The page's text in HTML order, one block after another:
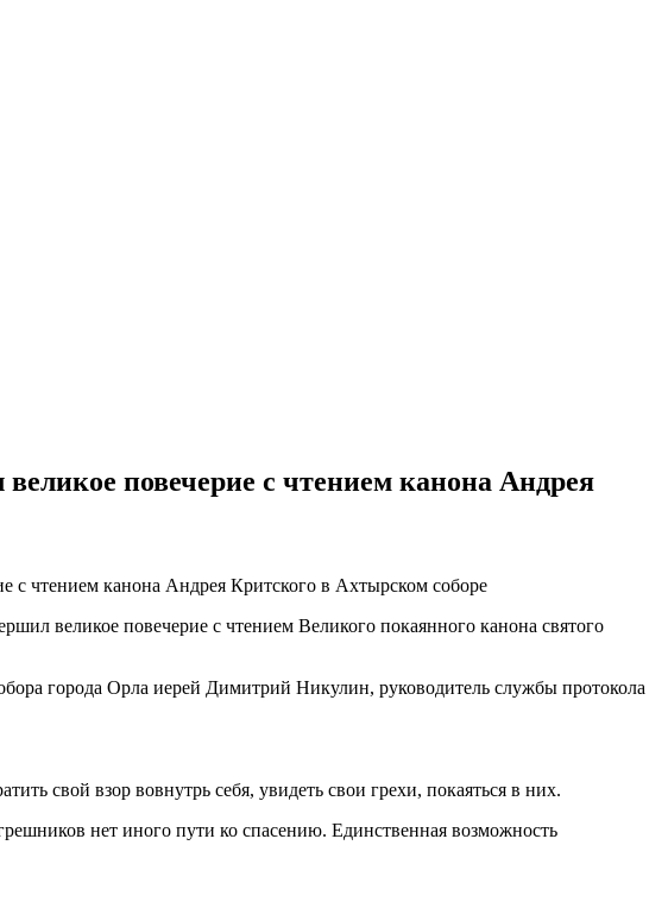
повечерие с чтением канона Андрея
великое повечерие с чтением Великого покаянного канона святого
города Орла иерей Димитрий Никулин, руководитель службы протокола
свой взор вовнутрь себя, увидеть свои грехи, покаяться в них.
нет иного пути ко спасению. Единственная возможность